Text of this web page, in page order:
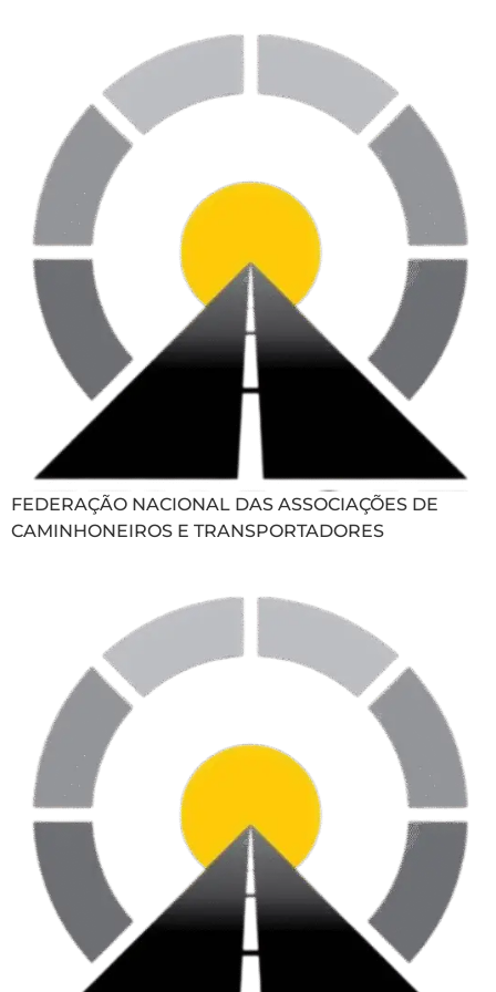
FEDERAÇÃO NACIONAL DAS ASSOCIAÇÕES DE
CAMINHONEIROS E TRANSPORTADORES